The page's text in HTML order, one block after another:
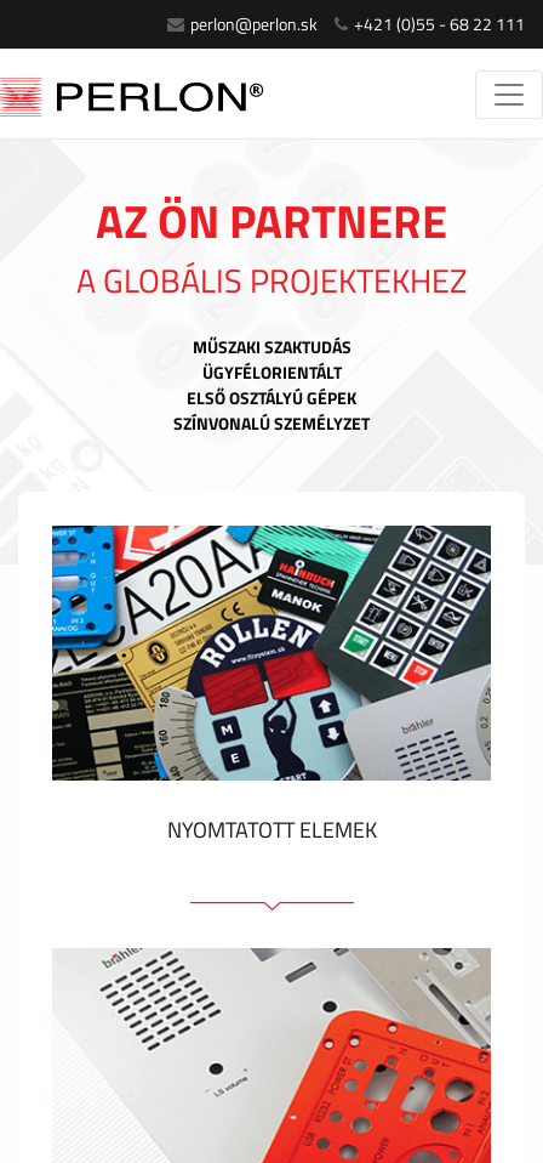
perlon@perlon.sk +421 (0)55 - 68 22 111
AZ ÖN PARTNERE
A GLOBÁLIS PROJEKTEKHEZ
MŰSZAKI SZAKTUDÁS
ÜGYFÉLORIENTÁLT
ELSŐ OSZTÁLYÚ GÉPEK
SZÍNVONALÚ SZEMÉLYZET
NYOMTATOTT ELEMEK
Fóliacímkék
Fóliabillentyűzet, Membrános billentyűzet
Fém címkék
Címkék
Műanyag címkék és cédulák